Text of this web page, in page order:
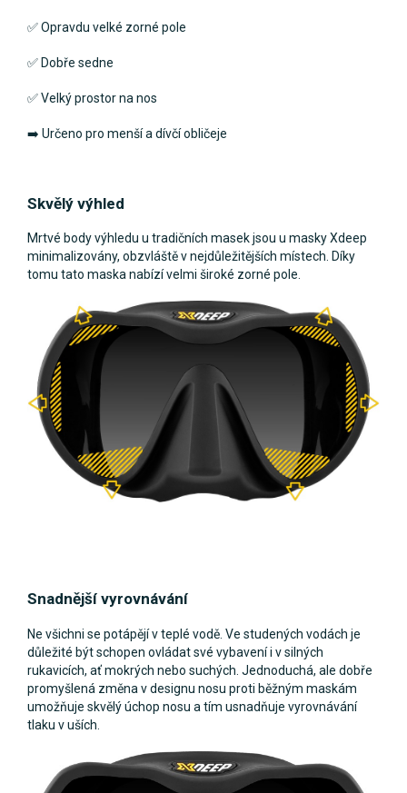
✅ Opravdu velké zorné pole
✅ Dobře sedne
✅ Velký prostor na nos
➡️ Určeno pro menší a dívčí obličeje
Skvělý výhled
Mrtvé body výhledu u tradičních masek jsou u masky Xdeep
minimalizovány, obzvláště v nejdůležitějších místech. Díky
tomu tato maska nabízí velmi široké zorné pole.
Snadnější vyrovnávání
Ne všichni se potápějí v teplé vodě. Ve studených vodách je
důležité být schopen ovládat své vybavení i v silných
rukavicích, ať mokrých nebo suchých. Jednoduchá, ale dobře
promyšlená změna v designu nosu proti běžným maskám
umožňuje skvělý úchop nosu a tím usnadňuje vyrovnávání
tlaku v uších.